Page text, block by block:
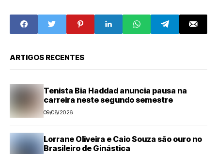
ARTIGOS RECENTES
Tenista Bia Haddad anuncia pausa na
carreira neste segundo semestre
09/08/2026
Lorrane Oliveira e Caio Souza são ouro no
Brasileiro de Ginástica